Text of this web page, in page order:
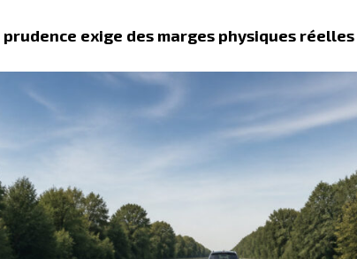
prudence exige des marges physiques réelles